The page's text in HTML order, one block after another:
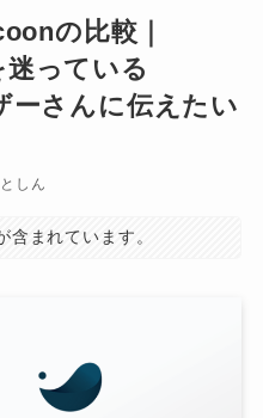
の比較｜
っている
ーさんに伝えたい
しん
含まれています。